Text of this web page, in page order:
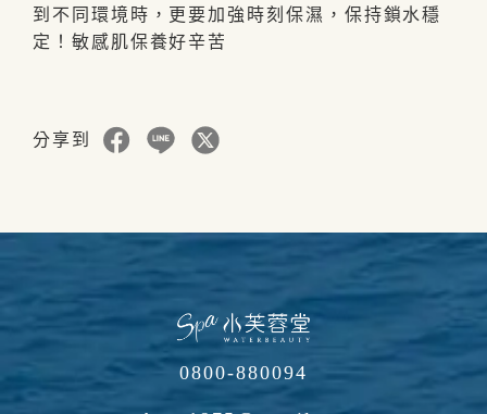
到不同環境時，更要加強時刻保濕，保持鎖水穩
定！敏感肌保養好辛苦
分享到
0800-880094